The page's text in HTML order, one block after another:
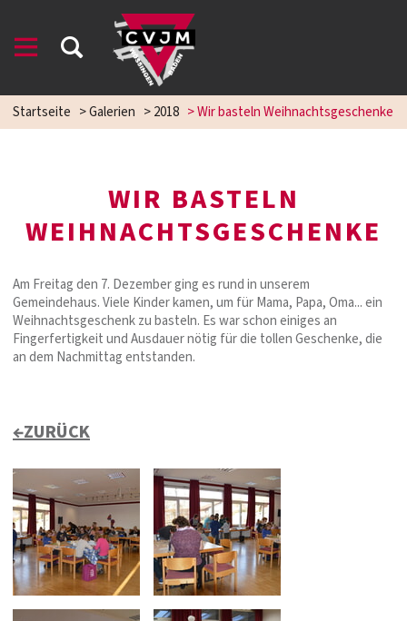
Startseite >Galerien >2018 >Wir basteln Weihnachtsgeschenke
WIR BASTELN
WEIHNACHTSGESCHENKE
Am Freitag den 7. Dezember ging es rund in unserem
Gemeindehaus. Viele Kinder kamen, um für Mama, Papa, Oma... ein
Weihnachtsgeschenk zu basteln. Es war schon einiges an
Fingerfertigkeit und Ausdauer nötig für die tollen Geschenke, die
an dem Nachmittag entstanden.
←ZURÜCK